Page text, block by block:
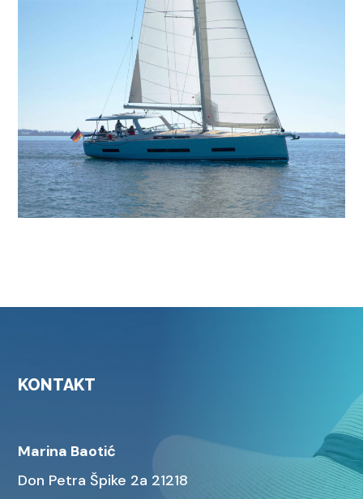
KONTAKT
Marina Baotić
Don Petra Špike 2a 21218